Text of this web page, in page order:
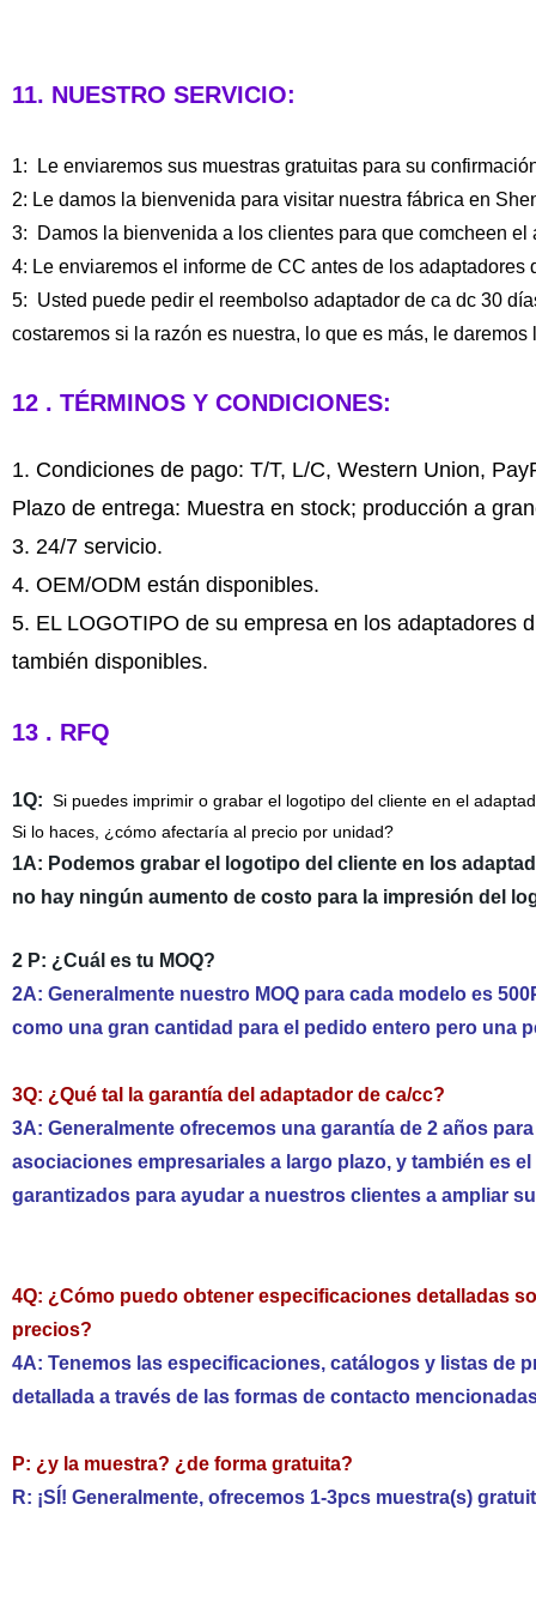
11. NUESTRO SERVICIO:
1: Le enviaremos sus muestras gratuitas para su
2: Le damos la bienvenida para visitar nuestra fábrica en
3: Damos la bienvenida a los clientes para que comcheen el
4: Le enviaremos el informe de CC antes de los
5: Usted puede pedir el reembolso adaptador de ca dc 30
costaremos si la razón es nuestra, lo que es más, le
12 . TÉRMINOS Y CONDICIONES:
1. Condiciones de pago: T/T, L/C, Western Union,
Plazo de entrega: Muestra en stock; producción a
3. 24/7 servicio.
4. OEM/ODM están disponibles.
5. EL LOGOTIPO de su empresa en los adaptadores
también disponibles.
13 . RFQ
1Q: Si puedes imprimir o grabar el logotipo del cliente en el
Si lo haces, ¿cómo afectaría al precio por unidad?
1A: Podemos grabar el logotipo del cliente en los
no hay ningún aumento de costo para la impresión del
2 P: ¿Cuál es tu MOQ?
2A: Generalmente nuestro MOQ para cada modelo es
como una gran cantidad para el pedido entero pero una
3Q: ¿Qué tal la garantía del adaptador de ca/cc?
3A: Generalmente ofrecemos una garantía de 2 años
asociaciones empresariales a largo plazo, y también es
garantizados para ayudar a nuestros clientes a ampliar
4Q: ¿Cómo puedo obtener especificaciones detalladas
precios?
4A: Tenemos las especificaciones, catálogos y listas de
detallada a través de las formas de contacto
P: ¿y la muestra? ¿de forma gratuita?
R: ¡SÍ! Generalmente, ofrecemos 1-3pcs muestra(s)